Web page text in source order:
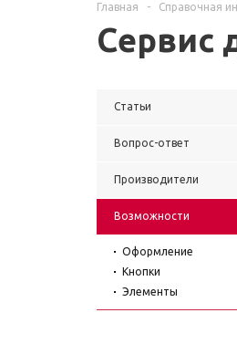
Главная - Справочная
Сервис
Статьи
Вопрос-ответ
Производители
Возможности
Оформление
Кнопки
Элементы